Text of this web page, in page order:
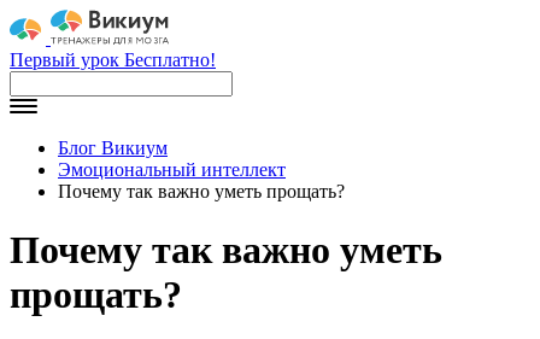
Первый урок Бесплатно!
Блог Викиум
Эмоциональный интеллект
Почему так важно уметь прощать?
Почему так важно уметь
прощать?